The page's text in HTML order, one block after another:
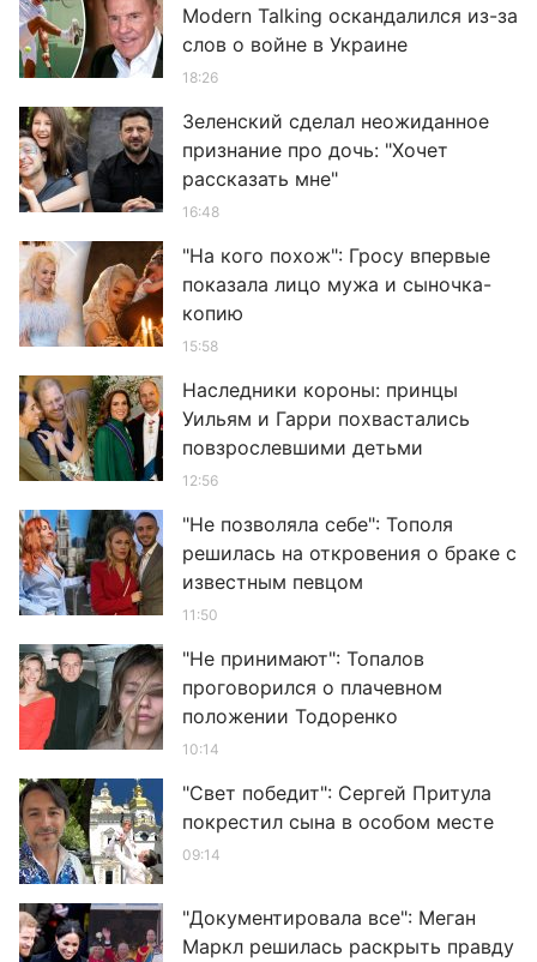
Modern Talking оскандалился из-за
слов о войне в Украине
18:26
Зеленский сделал неожиданное
признание про дочь: "Хочет
рассказать мне"
16:48
"На кого похож": Гросу впервые
показала лицо мужа и сыночка-
копию
15:58
Наследники короны: принцы
Уильям и Гарри похвастались
повзрослевшими детьми
12:56
"Не позволяла себе": Тополя
решилась на откровения о браке с
известным певцом
11:50
"Не принимают": Топалов
проговорился о плачевном
положении Тодоренко
10:14
"Свет победит": Сергей Притула
покрестил сына в особом месте
09:14
"Документировала все": Меган
Маркл решилась раскрыть правду